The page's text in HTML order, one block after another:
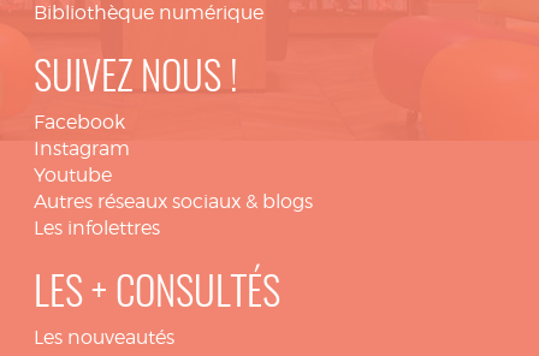
Bibliothèque numérique
SUIVEZ NOUS !
Facebook
Instagram
Youtube
Autres réseaux sociaux & blogs
Les infolettres
LES + CONSULTÉS
Les nouveautés